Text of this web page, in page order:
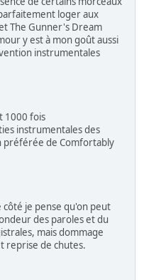
loger aux
The Gunner's Dream
y est à mon goût aussi
instrumentales
1000 fois
instrumentales des
préférée de Comfortably
côté je pense qu'on peut
des paroles et du
mais dommage
reprise de chutes.